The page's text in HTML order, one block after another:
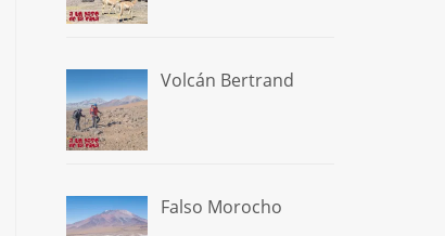
Volcán Bertrand
Falso Morocho